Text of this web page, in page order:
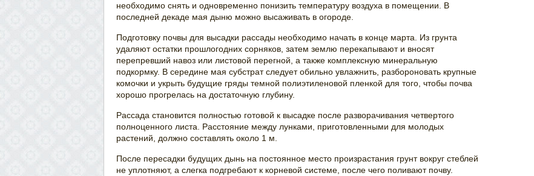
необходимо снять и одновременно понизить температуру воздуха в помещении. В
последней декаде мая дыню можно высаживать в огороде.
Подготовку почвы для высадки рассады необходимо начать в конце марта. Из грунта
удаляют остатки прошлогодних сорняков, затем землю перекапывают и вносят
перепревший навоз или листовой перегной, а также комплексную минеральную
подкормку. В середине мая субстрат следует обильно увлажнить, разбороновать крупные
комочки и укрыть будущие гряды темной полиэтиленовой пленкой для того, чтобы почва
хорошо прогрелась на достаточную глубину.
Рассада становится полностью готовой к высадке после разворачивания четвертого
полноценного листа. Расстояние между лунками, приготовленными для молодых
растений, должно составлять около 1 м.
После пересадки будущих дынь на постоянное место произрастания грунт вокруг стеблей
не уплотняют, а слегка подгребают к корневой системе, после чего поливают почву.